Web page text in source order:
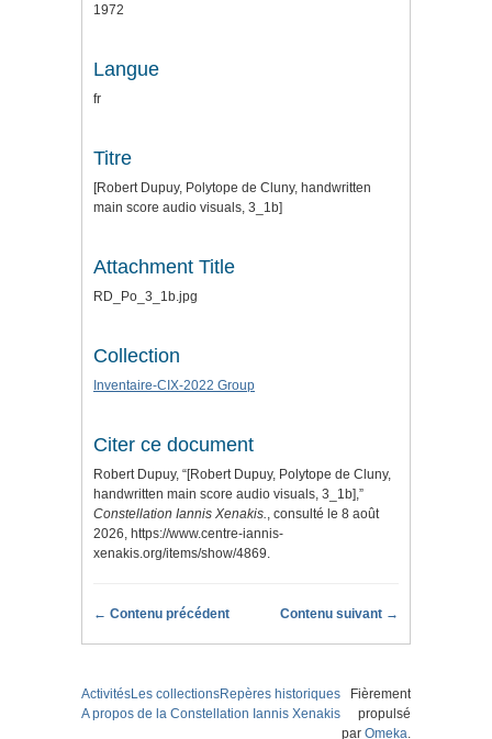
1972
Langue
fr
Titre
[Robert Dupuy, Polytope de Cluny, handwritten
main score audio visuals, 3_1b]
Attachment Title
RD_Po_3_1b.jpg
Collection
Inventaire-CIX-2022 Group
Citer ce document
Robert Dupuy, “[Robert Dupuy, Polytope de Cluny,
handwritten main score audio visuals, 3_1b],”
Constellation Iannis Xenakis., consulté le 8 août
2026, https://www.centre-iannis-
xenakis.org/items/show/4869.
← Contenu précédent Contenu suivant →
ActivitésLes collectionsRepères historiques
A propos de la Constellation Iannis Xenakis
Fièrement
propulsé
par Omeka.